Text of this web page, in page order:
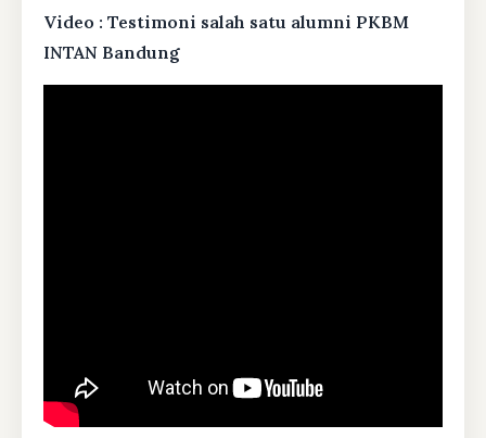
Video : Testimoni salah satu alumni PKBM
INTAN Bandung